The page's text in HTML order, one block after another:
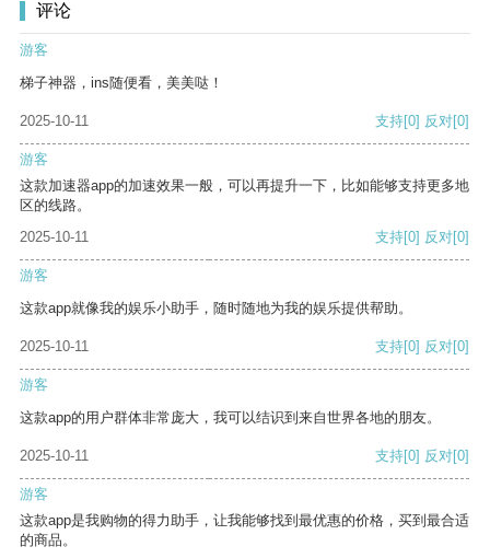
评论
游客
梯子神器，ins随便看，美美哒！
2025-10-11 支持[0] 反对[0]
游客
这款加速器app的加速效果一般，可以再提升一下，比如能够支持更多地
区的线路。
2025-10-11
支持[0] 反对[0]
游客
这款app就像我的娱乐小助手，随时随地为我的娱乐提供帮助。
2025-10-11 支持[0] 反对[0]
游客
这款app的用户群体非常庞大，我可以结识到来自世界各地的朋友。
2025-10-11 支持[0] 反对[0]
游客
这款app是我购物的得力助手，让我能够找到最优惠的价格，买到最合适
的商品。